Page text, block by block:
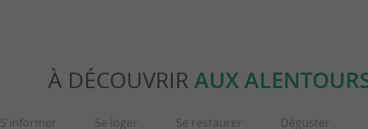
À DÉCOUVRIR AUX
S'informer Se loger Se restaurer Déguster